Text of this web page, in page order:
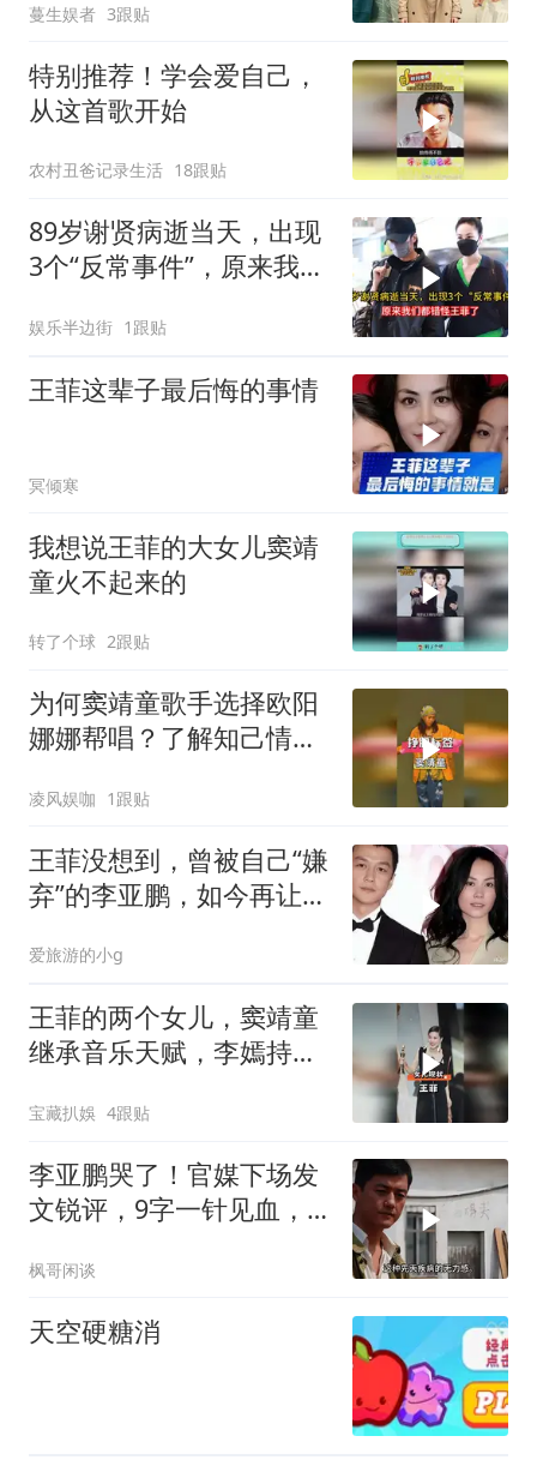
越长越像王菲
蔓生娱者 3跟贴
特别推荐！学会爱自己，
从这首歌开始
农村丑爸记录生活 18跟贴
89岁谢贤病逝当天，出现
3个“反常事件”，原来我们
娱乐半边街 1跟贴
王菲这辈子最后悔的事情
冥倾寒
我想说王菲的大女儿窦靖
童火不起来的
转了个球 2跟贴
为何窦靖童歌手选择欧阳
娜娜帮唱？了解知己情，
凌风娱咖 1跟贴
王菲没想到，曾被自己“嫌
弃”的李亚鹏，如今再让所
爱旅游的小g
王菲的两个女儿，窦靖童
继承音乐天赋，李嫣持续
宝藏扒娛 4跟贴
李亚鹏哭了！官媒下场发
文锐评，9字一针见血，
枫哥闲谈
天空硬糖消